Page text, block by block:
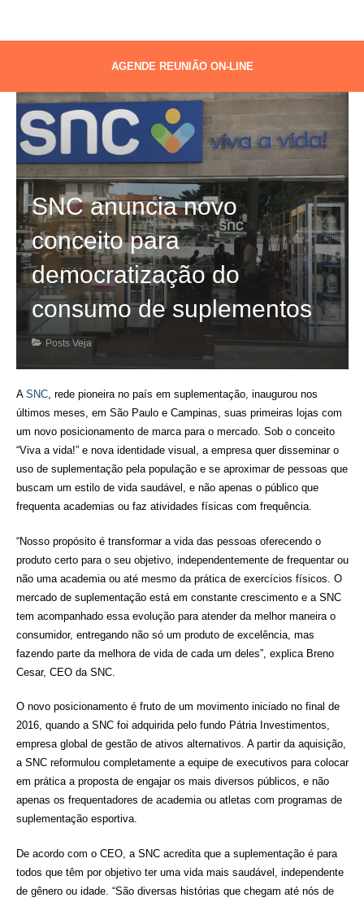
AGENDE REUNIÃO ON-LINE
SNC anuncia novo
conceito para
democratização do
consumo de suplementos
Posts Veja
A SNC, rede pioneira no país em suplementação, inaugurou nos
últimos meses, em São Paulo e Campinas, suas primeiras lojas com
um novo posicionamento de marca para o mercado. Sob o conceito
“Viva a vida!” e nova identidade visual, a empresa quer disseminar o
uso de suplementação pela população e se aproximar de pessoas que
buscam um estilo de vida saudável, e não apenas o público que
frequenta academias ou faz atividades físicas com frequência.
“Nosso propósito é transformar a vida das pessoas oferecendo o
produto certo para o seu objetivo, independentemente de frequentar ou
não uma academia ou até mesmo da prática de exercícios físicos. O
mercado de suplementação está em constante crescimento e a SNC
tem acompanhado essa evolução para atender da melhor maneira o
consumidor, entregando não só um produto de excelência, mas
fazendo parte da melhora de vida de cada um deles”, explica Breno
Cesar, CEO da SNC.
O novo posicionamento é fruto de um movimento iniciado no final de
2016, quando a SNC foi adquirida pelo fundo Pátria Investimentos,
empresa global de gestão de ativos alternativos. A partir da aquisição,
a SNC reformulou completamente a equipe de executivos para colocar
em prática a proposta de engajar os mais diversos públicos, e não
apenas os frequentadores de academia ou atletas com programas de
suplementação esportiva.
De acordo com o CEO, a SNC acredita que a suplementação é para
todos que têm por objetivo ter uma vida mais saudável, independente
de gênero ou idade. “São diversas histórias que chegam até nós de